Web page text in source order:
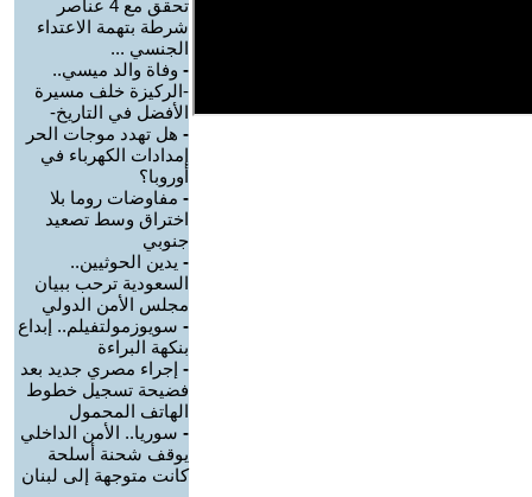
تحقق مع 4 عناصر
شرطة بتهمة الاعتداء
الجنسي ...
- وفاة والد ميسي..
-الركيزة خلف مسيرة
الأفضل في التاريخ-
- هل تهدد موجات الحر
إمدادات الكهرباء في
أوروبا؟
- مفاوضات روما بلا
اختراق وسط تصعيد
جنوبي
- يدين الحوثيين..
السعودية ترحب ببيان
مجلس الأمن الدولي
- سويوزمولتفيلم.. إبداع
بنكهة البراءة
- إجراء مصري جديد بعد
فضيحة تسجيل خطوط
الهاتف المحمول
- سوريا.. الأمن الداخلي
يوقف شحنة أسلحة
كانت متوجهة إلى لبنان